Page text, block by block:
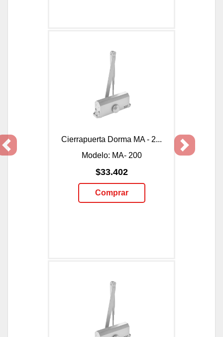
Cierrapuerta Dorma MA - 2...
Modelo: MA- 200
$33.402
Comprar
Previous Next